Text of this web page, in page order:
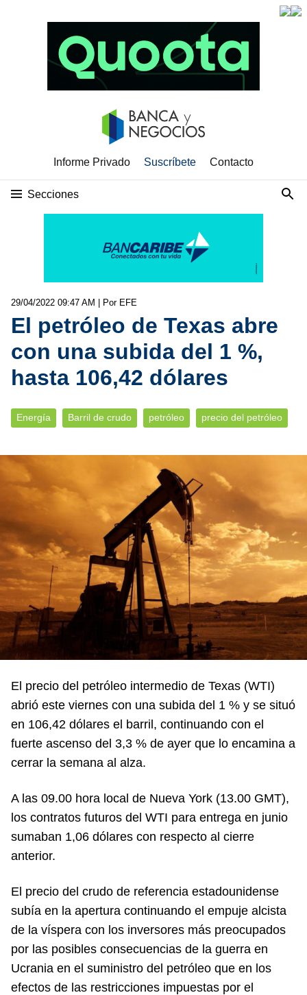
Informe Privado Suscríbete Contacto
Secciones
29/04/2022 09:47 AM | Por EFE
El petróleo de Texas abre
con una subida del 1 %,
hasta 106,42 dólares
Energía Barril de crudo petróleo precio del petróleo
El precio del petróleo intermedio de Texas (WTI)
abrió este viernes con una subida del 1 % y se situó
en 106,42 dólares el barril, continuando con el
fuerte ascenso del 3,3 % de ayer que lo encamina a
cerrar la semana al alza.
A las 09.00 hora local de Nueva York (13.00 GMT),
los contratos futuros del WTI para entrega en junio
sumaban 1,06 dólares con respecto al cierre
anterior.
El precio del crudo de referencia estadounidense
subía en la apertura continuando el empuje alcista
de la víspera con los inversores más preocupados
por las posibles consecuencias de la guerra en
Ucrania en el suministro del petróleo que en los
efectos de las restricciones impuestas por el